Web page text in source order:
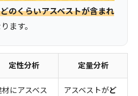
のくらいアスベストが含まれ
ます。
定性分析 定量分析
材にアスベス
アスベストがど